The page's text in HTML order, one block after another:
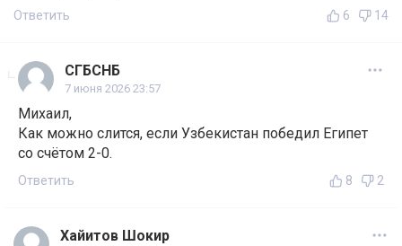
Ответить 6 14
СГБСНБ
7 июня 2026 23:57
Михаил,
Как можно слится, если Узбекистан победил Египет
со счётом 2-0.
Ответить 8 2
Хайитов Шокир